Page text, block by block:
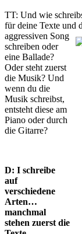
TT: Und wie
für deine Texte und
aggressiven Song
schreiben oder
eine Ballade?
Oder steht zuerst
die Musik? Und
wenn du die
Musik schreibst,
entsteht diese am
Piano oder durch
die Gitarre?
D: I schreibe
auf
verschiedene
Arten…
manchmal
stehen zuerst die